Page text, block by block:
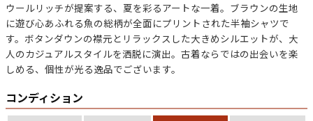
スウェット XS S M L XL
長袖シャツ XS S M L XL
半袖シャツ XS S
Tシャツ
ウールリッチが提案する、夏を彩るアートな一着。ブラウンの生地
に遊び心あふれる魚の総柄が全面にプリントされた半袖シャツで
す。ボタンダウンの襟元とリラックスした大きめシルエットが、大
人のカジュアルスタイルを洒脱に演出。古着ならではの出会いを楽
しめる、個性が光る逸品でございます。
コンディション